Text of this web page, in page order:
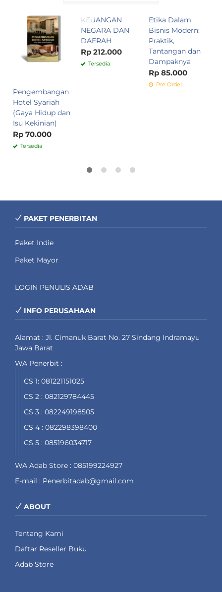
Pengembangan
Hotel Syariah
(Gaya Hidup dan
Isu Kekinian)
Rp 70.000
Tersedia
KEUANGAN
NEGARA DAN
DAERAH
Rp 212.000
Tersedia
Etika Dalam
Bisnis Modern:
Praktik,
Tantangan dan
Dampaknya
Rp 85.000
Pre Order
PAKET PENERBITAN
Paket Indie
Paket Mayor
LOGIN PENULIS ADAB
INFO PERUSAHAAN
Alamat : Jl. Cimanuk Barat No. 27 Sindang Indramayu
Jawa Barat
WA Penerbit :
CS 1: 081221151025
CS 2 : 082129784445
CS 3 : 082249198505
CS 4 : 082298398400
CS 5 : 085196034717
WA Adab Store : 085199224927
E-mail : Penerbitadab@gmail.com
ABOUT
Tentang Kami
Daftar Reseller Buku
Adab Store